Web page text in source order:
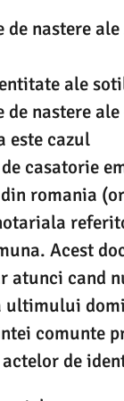
de nastere
ale
de nastere
este cazul
casatorie
romania
Acest
atunci cand
ultimului
comunte
de